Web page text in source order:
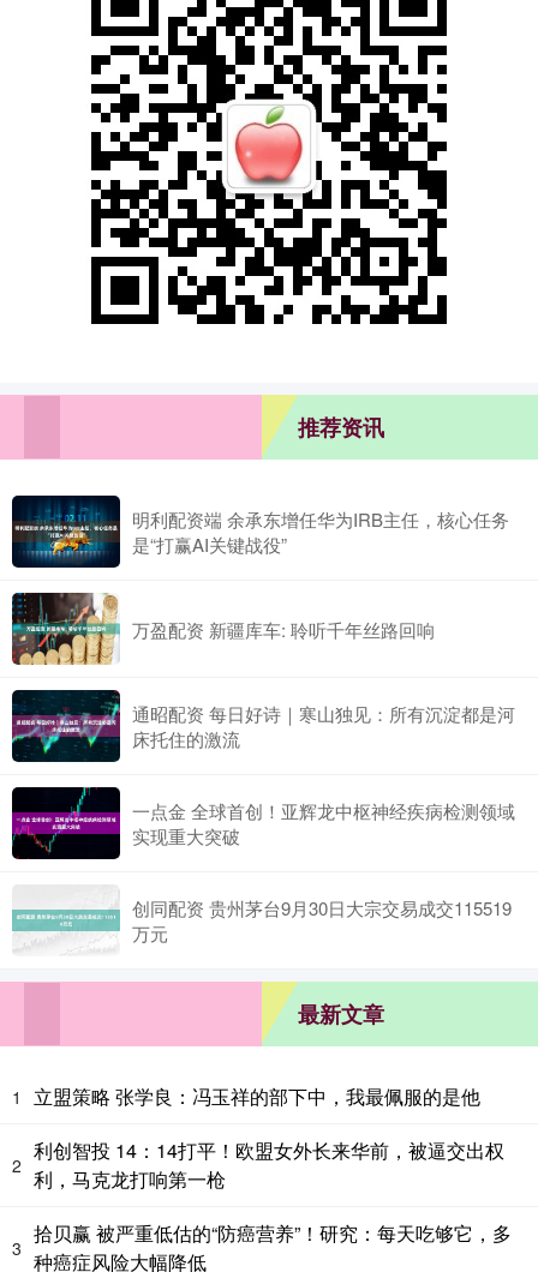
推荐资讯
明利配资端 余承东增任华为IRB主任，核心任务
是“打赢AI关键战役”
万盈配资 新疆库车: 聆听千年丝路回响
通昭配资 每日好诗｜寒山独见：所有沉淀都是河
床托住的激流
一点金 全球首创！亚辉龙中枢神经疾病检测领域
实现重大突破
创同配资 贵州茅台9月30日大宗交易成交115519
万元
最新文章
1 立盟策略 张学良：冯玉祥的部下中，我最佩服的是他
2
利创智投 14：14打平！欧盟女外长来华前，被逼交出权
利，马克龙打响第一枪
3
拾贝赢 被严重低估的“防癌营养”！研究：每天吃够它，多
种癌症风险大幅降低